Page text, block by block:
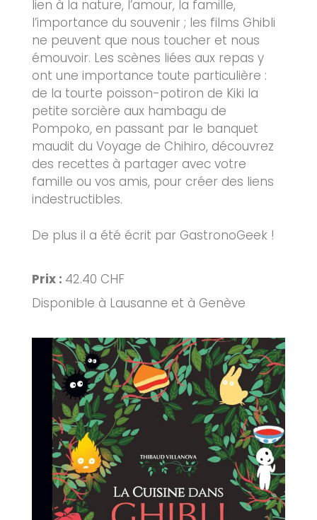
lien à la nature, l’amour, la famille,
l’importance du souvenir ; les films Ghibli
ne peuvent que nous toucher et nous
émouvoir. Les scènes liées aux repas y
ont une importance toute particulière :
de la tourte poisson-potiron de Kiki la
petite sorcière aux hambagu de
Pompoko, en passant par le banquet
maudit du Voyage de Chihiro, découvrez
des recettes à partager avec votre
famille ou vos amis, pour créer des liens
indestructibles.
De plus il a été écrit par GastronoGeek !
Prix : 42.40 CHF
Disponible à Lausanne et à Genève